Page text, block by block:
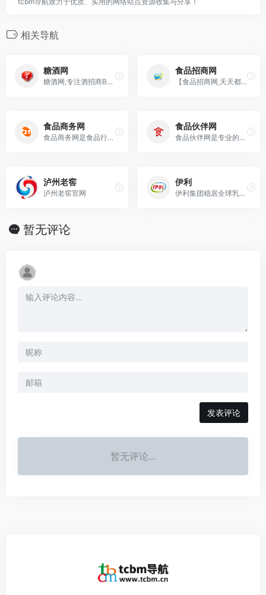
相关导航
糖酒网
糖酒网,专注酒招商B2B平台信息发布，为企业提供全国酒水代理、酒水加盟与招商信息服务。做白酒代理招商、白酒代理以及各种饮料、食品招商代理、供应求购，均可在上面免
食品招商网
【食品招商网,天天都是糖酒会】专业的食品招商,食品代理网.是集饮料,休闲食品,方便食品,膨化食品,调味品,米面粮油,预制食材招商代理等信息为一体的综合平台.是食
食品商务网
食品商务网是食品行业企业间（B2B)网上电子商务平台。网站汇聚海量食品相关产品批发、行业资讯、行业标准法规则等信息。网站定位食品全产业链，为包括农产品、食品原料
食品伙伴网
食品伙伴网是专业的食品行业门户网站,秉承关注食品安全,探讨食品技术的宗旨,分享国内外行业资讯、标准法规、生产技术、质量管理、检测技术等信息，并拥有专业的网上技术
泸州老窖
泸州老窖官网
伊利
伊利集团稳居全球乳业第一阵营，蝉联亚洲乳业第一。伊利，滋养生命活力！
暂无评论
发表评论
暂无评论...